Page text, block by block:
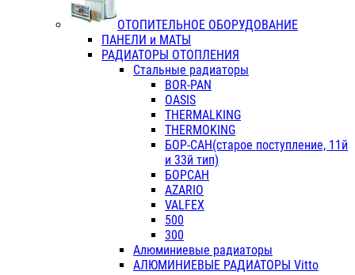
ОТОПИТЕЛЬНОЕ ОБОРУДОВАНИЕ
ПАНЕЛИ и МАТЫ
РАДИАТОРЫ ОТОПЛЕНИЯ
Стальные радиаторы
BOR-PAN
OASIS
THERMALKING
THERMOKING
БОР-САН(старое поступление, 11й
и 33й тип)
БОРСАН
AZARIO
VALFEX
500
300
Алюминиевые радиаторы
АЛЮМИНИЕВЫЕ РАДИАТОРЫ Vitto